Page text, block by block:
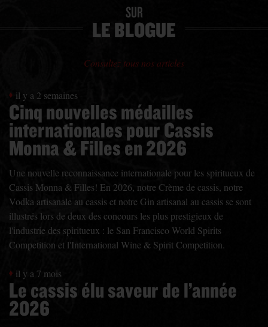
SUR
LE BLOGUE
Consultez tous nos articles
il y a 2 semaines
Cinq nouvelles médailles
internationales pour Cassis
Monna & Filles en 2026
Une nouvelle reconnaissance internationale pour les spiritueux de
Cassis Monna & Filles! En 2026, notre Crème de cassis, notre
Vodka artisanale au cassis et notre Gin artisanal au cassis se sont
illustrés lors de deux des concours les plus prestigieux de
l'industrie des spiritueux : le San Francisco World Spirits
Competition et l'International Wine & Spirit Competition.
il y a 7 mois
Le cassis élu saveur de l’année
2026